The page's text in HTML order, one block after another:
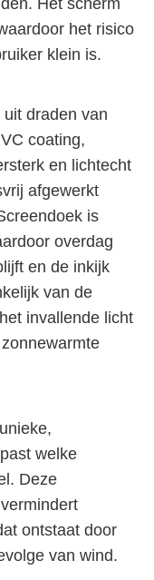
Het scherm
het risico
klein is.
draden van
coating,
en lichtecht
afgewerkt
is
overdag
en de inkijk
van de
invallende licht
welke
Deze
ontstaat door
van wind.